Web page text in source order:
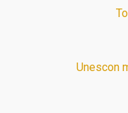
Unescon